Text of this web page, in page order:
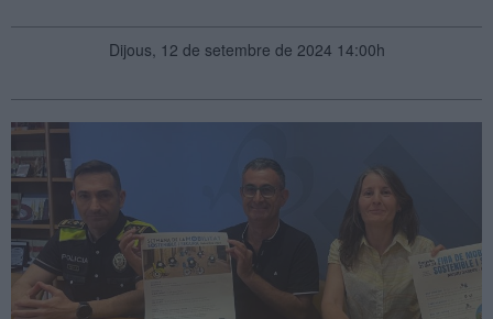
Dijous, 12 de setembre de 2024 14:00h